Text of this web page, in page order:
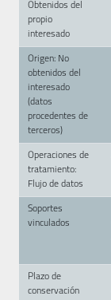
Obtenidos del
propio
interesado
Origen: No
obtenidos del
interesado
(datos
procedentes de
terceros)
Operaciones de
tratamiento:
Flujo de datos
Soportes
vinculados
Plazo de
conservación